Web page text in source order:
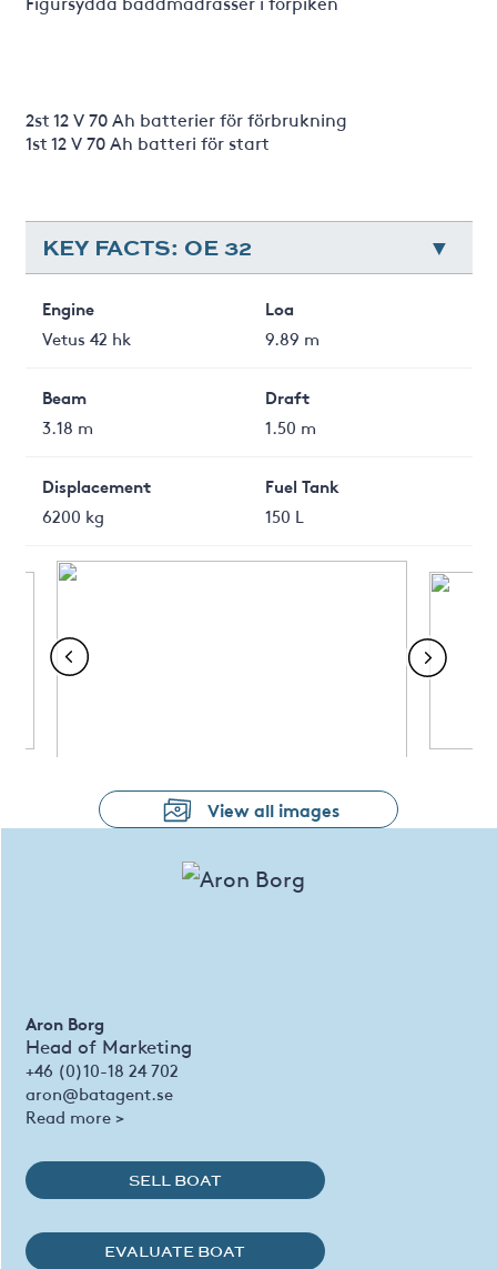
2st 12 V 70 Ah batterier för förbrukning
1st 12 V 70 Ah batteri för start
KEY FACTS: OE 32
Engine
Vetus 42 hk
Loa
9.89 m
Beam
3.18 m
Draft
1.50 m
Displacement
6200 kg
Fuel Tank
150 L
View all images
Aron Borg
Head of Marketing
+46 (0)10-18 24 702
aron@batagent.se
Read more >
SELL BOAT
EVALUATE BOAT